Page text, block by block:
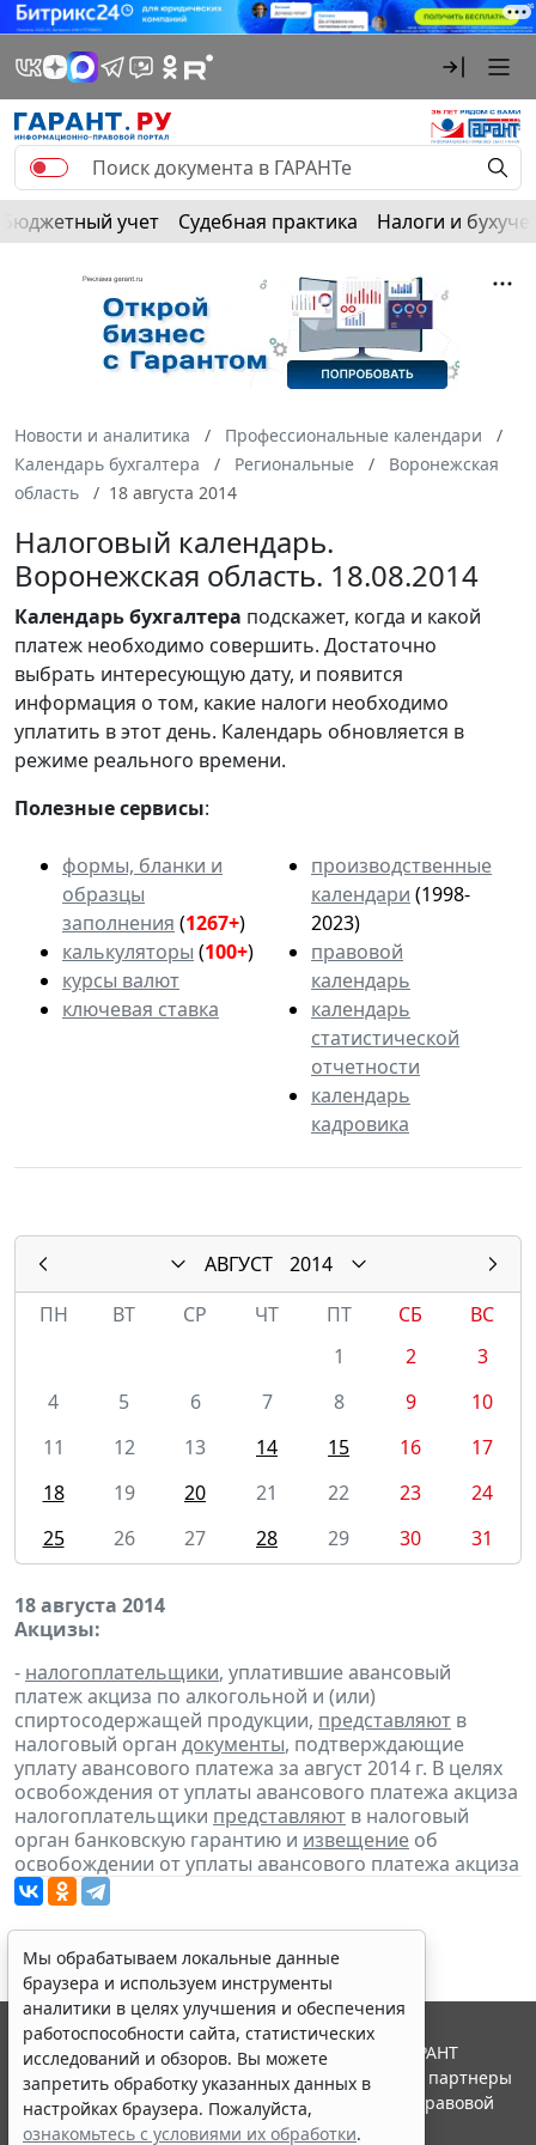
Бюджетный учет Судебная практика Налоги и
Новости и аналитика
Профессиональные календари
Календарь бухгалтера
Региональные
Воронежская
область
18 августа 2014
Налоговый календарь.
Воронежская область. 18.08.2014
Календарьбухгалтера подскажет, когда и какой
платеж необходимо совершить. Достаточно
выбрать интересующую дату, и появится
информация о том, какие налоги необходимо
уплатить в этот день. Календарь обновляется в
режиме реального времени.
Полезные сервисы:
формы, бланки и
образцы
заполнения (1267+)
калькуляторы (100+)
курсы валют
ключевая ставка
производственные
календари (1998-
2023)
правовой
календарь
календарь
статистической
отчетности
календарь
кадровика
АВГУСТ
2014
ПН
ВТ СР ЧТ ПТ СБ
ВС
1
2
3
4
5 6 7 8 9
10
11
12 13 14 15 16
17
18
19 20 21 22 23
24
25
26 27 28 29 30 31
18 августа 2014
Акцизы:
- налогоплательщики, уплатившие авансовый
платеж акциза по алкогольной и (или)
спиртосодержащей продукции, представляют в
налоговый орган документы, подтверждающие
уплату авансового платежа за август 2014 г. В целях
освобождения от уплаты авансового платежа акциза
налогоплательщики представляют в налоговый
орган банковскую гарантию и извещение об
освобождении от уплаты авансового платежа акциза
Мы обрабатываем локальные данные
браузера и используем инструменты
аналитики в целях улучшения и обеспечения
работоспособности сайта, статистических
исследований и обзоров. Вы можете
запретить обработку указанных данных в
настройках браузера. Пожалуйста,
ознакомьтесь с условиями их обработки.
© ООО "НПП "ГАРАНТ-СЕРВИС", 2026. Система ГАРАНТ
выпускается с 1990 года. Компания "Гарант" и ее партнеры
являются участниками Российской ассоциации правовой
информации ГАРАНТ.